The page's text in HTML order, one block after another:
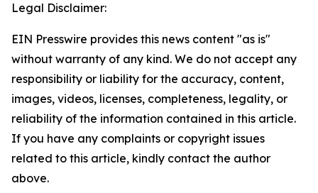
Legal Disclaimer:
EIN Presswire provides this news content "as is"
without warranty of any kind. We do not accept any
responsibility or liability for the accuracy, content,
images, videos, licenses, completeness, legality, or
reliability of the information contained in this article.
If you have any complaints or copyright issues
related to this article, kindly contact the author
above.